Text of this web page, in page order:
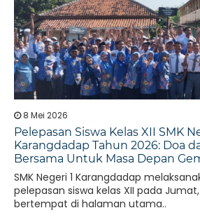
8 Mei 2026
Pelepasan Siswa Kelas XII SMK
Karangdadap Tahun 2026: Doa
Bersama Untuk Masa Depan
SMK Negeri 1 Karangdadap
pelepasan siswa kelas XII pada
bertempat di halaman utama..